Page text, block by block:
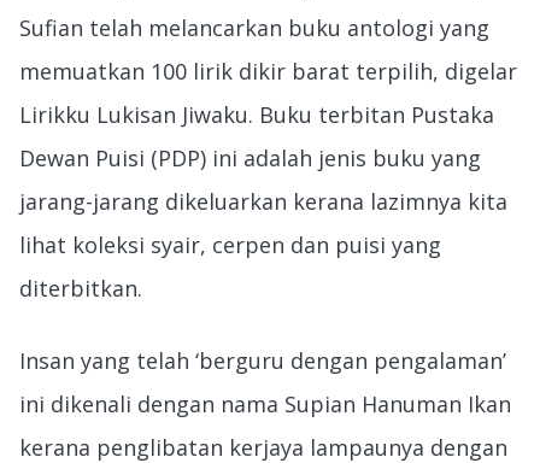
Sufian telah melancarkan buku antologi yang
memuatkan 100 lirik dikir barat terpilih, digelar
Lirikku Lukisan Jiwaku. Buku terbitan Pustaka
Dewan Puisi (PDP) ini adalah jenis buku yang
jarang-jarang dikeluarkan kerana lazimnya kita
lihat koleksi syair, cerpen dan puisi yang
diterbitkan.
Insan yang telah ‘berguru dengan pengalaman’
ini dikenali dengan nama Supian Hanuman Ikan
kerana penglibatan kerjaya lampaunya dengan